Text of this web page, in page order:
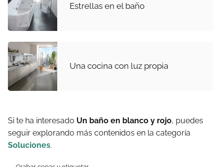
Estrellas en el baño
Una cocina con luz propia
Si te ha interesado Un baño en blanco y rojo, puedes
seguir explorando más contenidos en la categoría
Soluciones.